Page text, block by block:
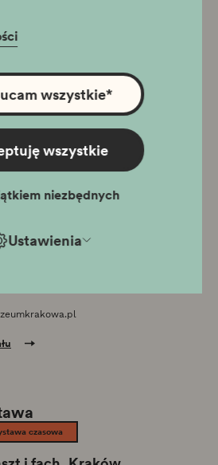
Ustawienia
wszystkie*
wszystkie
niezbędnych
10:00 - 18:00
zwiedzających indywidualnych o godz.
wystawa stała 10:00 - 15:00, wystawa
czasowa